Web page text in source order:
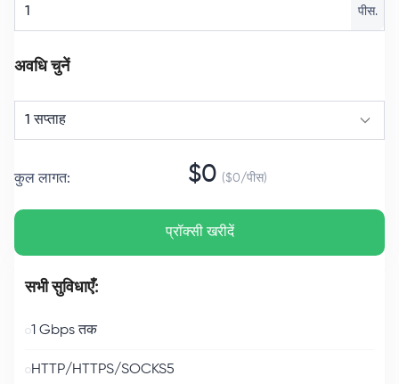
पीस.
अवधि चुनें
1 सप्ताह
कुल लागत: $0 ($0/पीस)
प्रॉक्सी खरीदें
सभी सुविधाएँ:
1 Gbps तक
HTTP/HTTPS/SOCKS5